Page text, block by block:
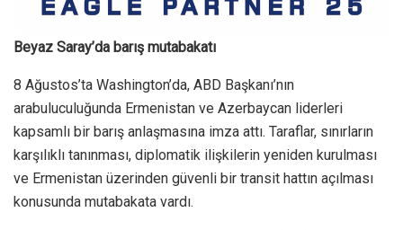
Beyaz Saray’da barış mutabakatı
8 Ağustos’ta Washington’da, ABD Başkanı’nın
arabuluculuğunda Ermenistan ve Azerbaycan liderleri
kapsamlı bir barış anlaşmasına imza attı. Taraflar, sınırların
karşılıklı tanınması, diplomatik ilişkilerin yeniden kurulması
ve Ermenistan üzerinden güvenli bir transit hattın açılması
konusunda mutabakata vardı.